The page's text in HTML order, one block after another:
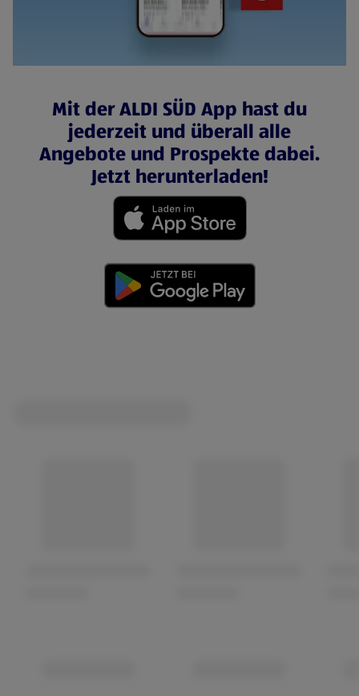
Mit der ALDI SÜD App hast du
jederzeit und überall alle
Angebote und Prospekte dabei.
Jetzt herunterladen!